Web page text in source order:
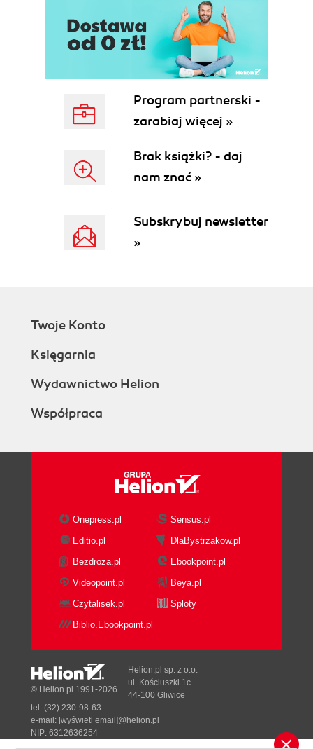
Program partnerski -
zarabiaj więcej »
Brak książki? - daj
nam znać »
Subskrybuj newsletter
»
Twoje Konto
Księgarnia
Wydawnictwo Helion
Współpraca
Onepress.pl
Sensus.pl
Editio.pl
DlaBystrzakow.pl
Bezdroza.pl
Ebookpoint.pl
Videopoint.pl
Beya.pl
Czytalisek.pl
Sploty
Biblio.Ebookpoint.pl
© Helion.pl 1991-2026
Helion.pl sp. z o.o.
ul. Kościuszki 1c
44-100 Gliwice
tel. (32) 230-98-63
e-mail: [wyświetl email]@helion.pl
NIP: 6312636254